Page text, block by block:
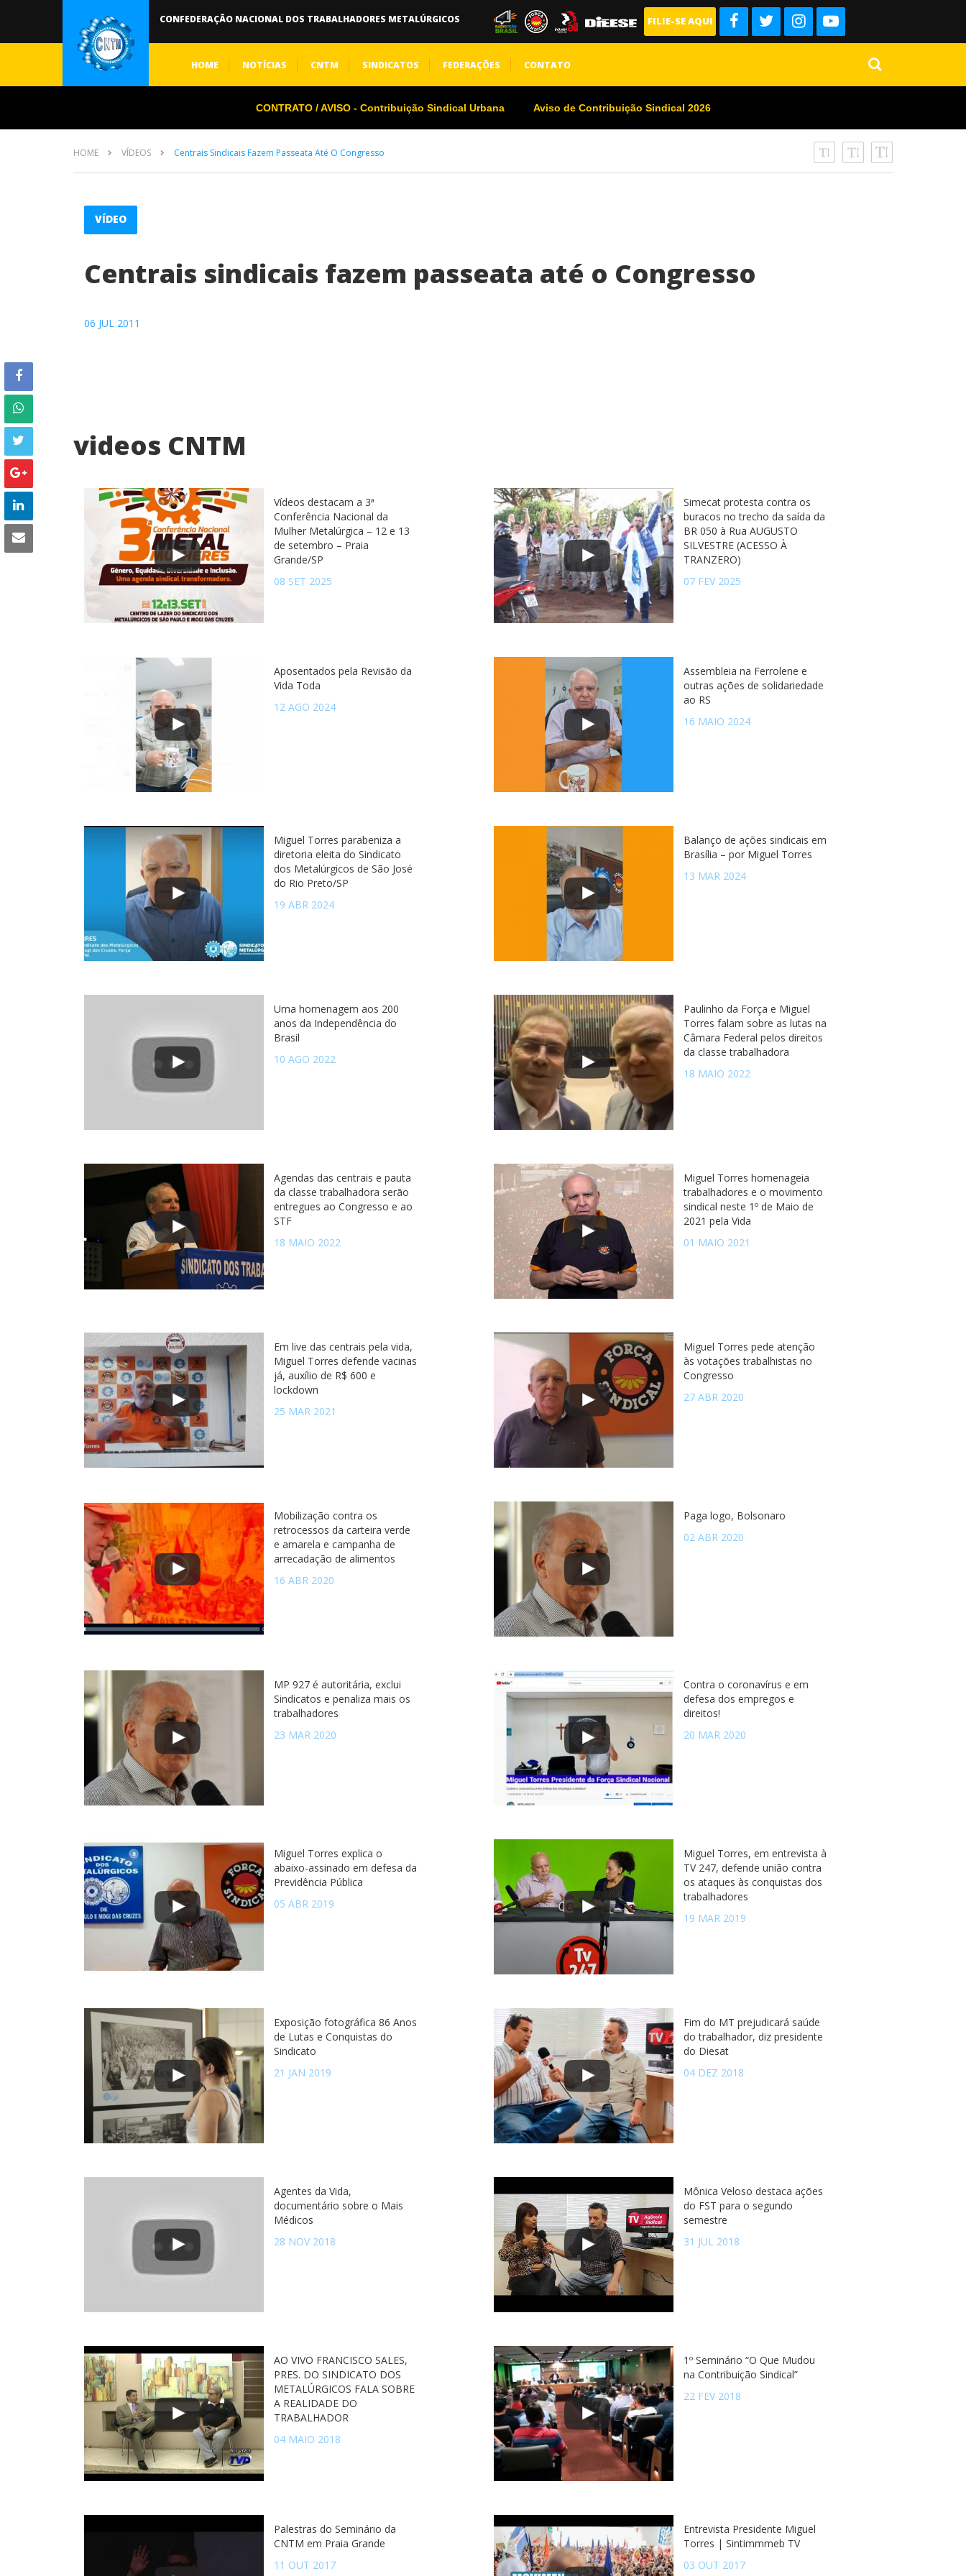
CONFEDERAÇÃO NACIONAL DOS TRABALHADORES METALÚRGICOS FILIE-SE AQUI
HOME NOTÍCIAS CNTM SINDICATOS FEDERAÇÕES CONTATO
CONTRATO / AVISO - Contribuição Sindical Urbana Aviso de Contribuição Sindical 2026
HOME VÍDEOS Centrais Sindicais Fazem Passeata Até O Congresso
VÍDEO
Centrais sindicais fazem passeata até o Congresso
06 JUL 2011
videos CNTM
Vídeos destacam a 3ª
Conferência Nacional da
Mulher Metalúrgica – 12 e 13
de setembro – Praia
Grande/SP
08 SET 2025
Simecat protesta contra os
buracos no trecho da saída da
BR 050 à Rua AUGUSTO
SILVESTRE (ACESSO À
TRANZERO)
07 FEV 2025
Aposentados pela Revisão da
Vida Toda
12 AGO 2024
Assembleia na Ferrolene e
outras ações de solidariedade
ao RS
16 MAIO 2024
Miguel Torres parabeniza a
diretoria eleita do Sindicato
dos Metalúrgicos de São José
do Rio Preto/SP
19 ABR 2024
Balanço de ações sindicais em
Brasília – por Miguel Torres
13 MAR 2024
Uma homenagem aos 200
anos da Independência do
Brasil
10 AGO 2022
Paulinho da Força e Miguel
Torres falam sobre as lutas na
Câmara Federal pelos direitos
da classe trabalhadora
18 MAIO 2022
Agendas das centrais e pauta
da classe trabalhadora serão
entregues ao Congresso e ao
STF
18 MAIO 2022
Miguel Torres homenageia
trabalhadores e o movimento
sindical neste 1º de Maio de
2021 pela Vida
01 MAIO 2021
Em live das centrais pela vida,
Miguel Torres defende vacinas
já, auxílio de R$ 600 e
lockdown
25 MAR 2021
Miguel Torres pede atenção
às votações trabalhistas no
Congresso
27 ABR 2020
Mobilização contra os
retrocessos da carteira verde
e amarela e campanha de
arrecadação de alimentos
16 ABR 2020
Paga logo, Bolsonaro
02 ABR 2020
MP 927 é autoritária, exclui
Sindicatos e penaliza mais os
trabalhadores
23 MAR 2020
Contra o coronavírus e em
defesa dos empregos e
direitos!
20 MAR 2020
Miguel Torres explica o
abaixo-assinado em defesa da
Previdência Pública
05 ABR 2019
Miguel Torres, em entrevista à
TV 247, defende união contra
os ataques às conquistas dos
trabalhadores
19 MAR 2019
Exposição fotográfica 86 Anos
de Lutas e Conquistas do
Sindicato
21 JAN 2019
Fim do MT prejudicará saúde
do trabalhador, diz presidente
do Diesat
04 DEZ 2018
Agentes da Vida,
documentário sobre o Mais
Médicos
28 NOV 2018
Mônica Veloso destaca ações
do FST para o segundo
semestre
31 JUL 2018
AO VIVO FRANCISCO SALES,
PRES. DO SINDICATO DOS
METALÚRGICOS FALA SOBRE
A REALIDADE DO
TRABALHADOR
04 MAIO 2018
1º Seminário “O Que Mudou
na Contribuição Sindical”
22 FEV 2018
Palestras do Seminário da
CNTM em Praia Grande
11 OUT 2017
Entrevista Presidente Miguel
Torres | Sintimmmeb TV
03 OUT 2017